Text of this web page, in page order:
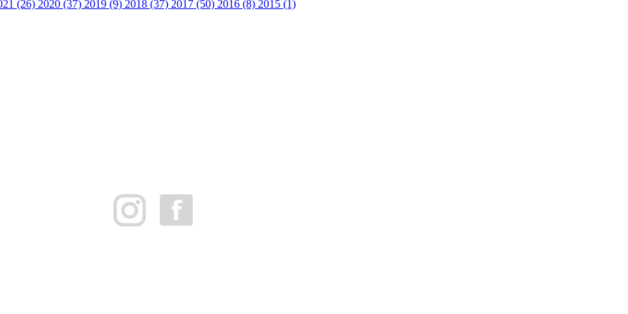
(26) 2020 (37) 2019 (9) 2018 (37) 2017 (50) 2016 (8) 2015 (1)